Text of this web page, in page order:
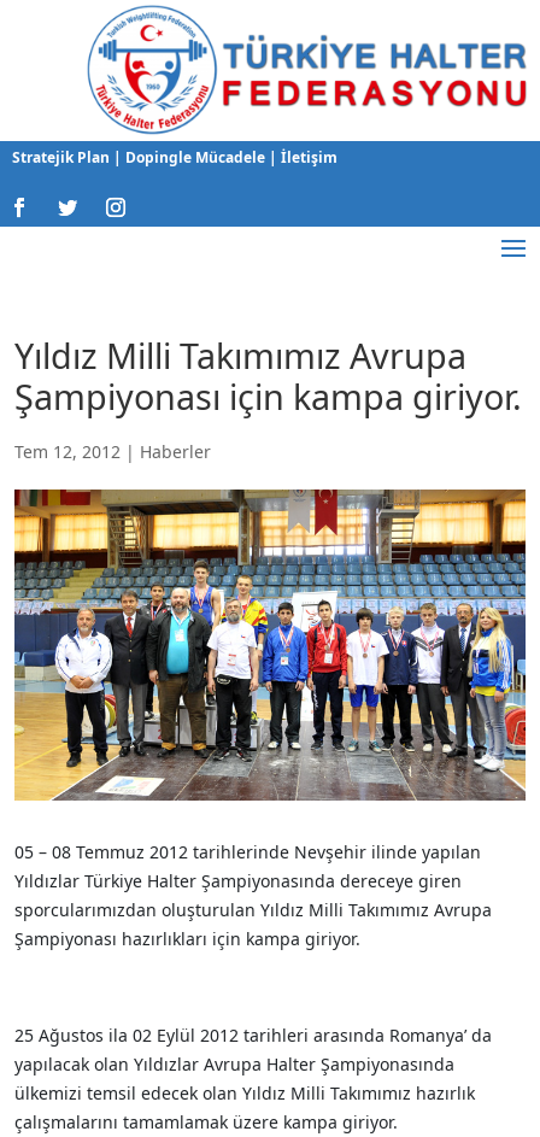
Stratejik Plan | Dopingle Mücadele | İletişim
Yıldız Milli Takımımız Avrupa
Şampiyonası için kampa giriyor.
Tem 12, 2012 | Haberler
05 – 08 Temmuz 2012 tarihlerinde Nevşehir ilinde yapılan
Yıldızlar Türkiye Halter Şampiyonasında dereceye giren
sporcularımızdan oluşturulan Yıldız Milli Takımımız Avrupa
Şampiyonası hazırlıkları için kampa giriyor.
25 Ağustos ila 02 Eylül 2012 tarihleri arasında Romanya’ da
yapılacak olan Yıldızlar Avrupa Halter Şampiyonasında
ülkemizi temsil edecek olan Yıldız Milli Takımımız hazırlık
çalışmalarını tamamlamak üzere kampa giriyor.